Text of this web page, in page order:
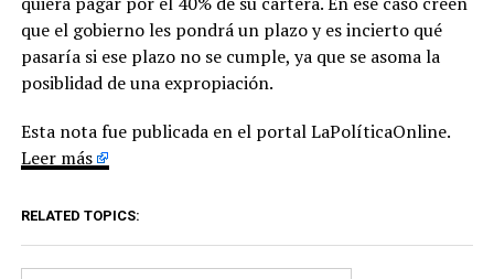
que el gobierno les pondrá un plazo y es incierto qué
pasaría si ese plazo no se cumple, ya que se asoma la
posiblidad de una expropiación.
Esta nota fue publicada en el portal LaPolíticaOnline.
Leer más
RELATED TOPICS: